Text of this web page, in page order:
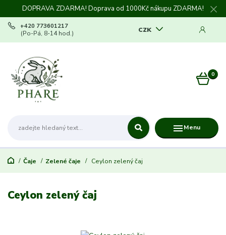
DOPRAVA ZDARMA! Doprava od 1000Kč nákupu ZDARMA!
Menu
CZK
+420 773601217
(Po-Pá, 8-14 hod.)
0
Čaje Zelené čaje Ceylon zelený čaj
Ceylon zelený čaj